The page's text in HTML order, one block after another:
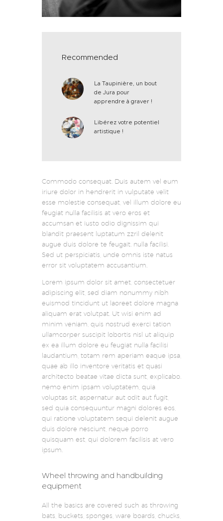
Recommended
La Taupinière, un bout
de Jura pour
apprendre à graver !
Libérez votre potentiel
artistique !
Commodo consequat. Duis autem vel eum
iriure dolor in hendrerit in vulputate velit
esse molestie consequat, vel illum dolore eu
feugiat nulla facilisis at vero eros et
accumsan et iusto odio dignissim qui
blandit praesent luptatum zzril delenit
augue duis dolore te feugait. nulla facilisi.
Sed ut perspiciatis, unde omnis iste natus
error sit voluptatem accusantium.
Lorem ipsum dolor sit amet, consectetuer
adipiscing elit, sed diam nonummy nibh
euismod tincidunt ut laoreet dolore magna
aliquam erat volutpat. Ut wisi enim ad
minim veniam, quis nostrud exerci tation
ullamcorper suscipit lobortis nisl ut aliquip
ex ea illum dolore eu feugiat nulla facilisi
laudantium, totam rem aperiam eaque ipsa,
quae ab illo inventore veritatis et quasi
architecto beatae vitae dicta sunt, explicabo.
nemo enim ipsam voluptatem, quia
voluptas sit, aspernatur aut odit aut fugit,
sed quia consequuntur magni dolores eos,
qui ratione voluptatem sequi delenit augue
duis dolore nesciunt, neque porro
quisquam est, qui dolorem facilisis at vero
ipsum.
Wheel throwing and handbuilding
equipment
All the basics are covered such as throwing
bats, buckets, sponges, ware boards, chucks,